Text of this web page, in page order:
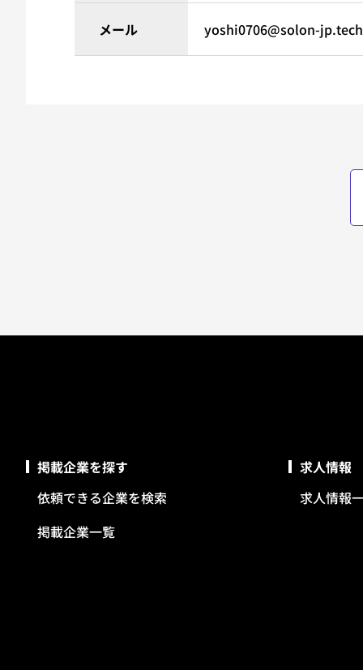
メール yoshi0706@solon-jp.tech
掲載企業を探す
依頼できる企業を検索
掲載企業一覧
求人情報
求人情報